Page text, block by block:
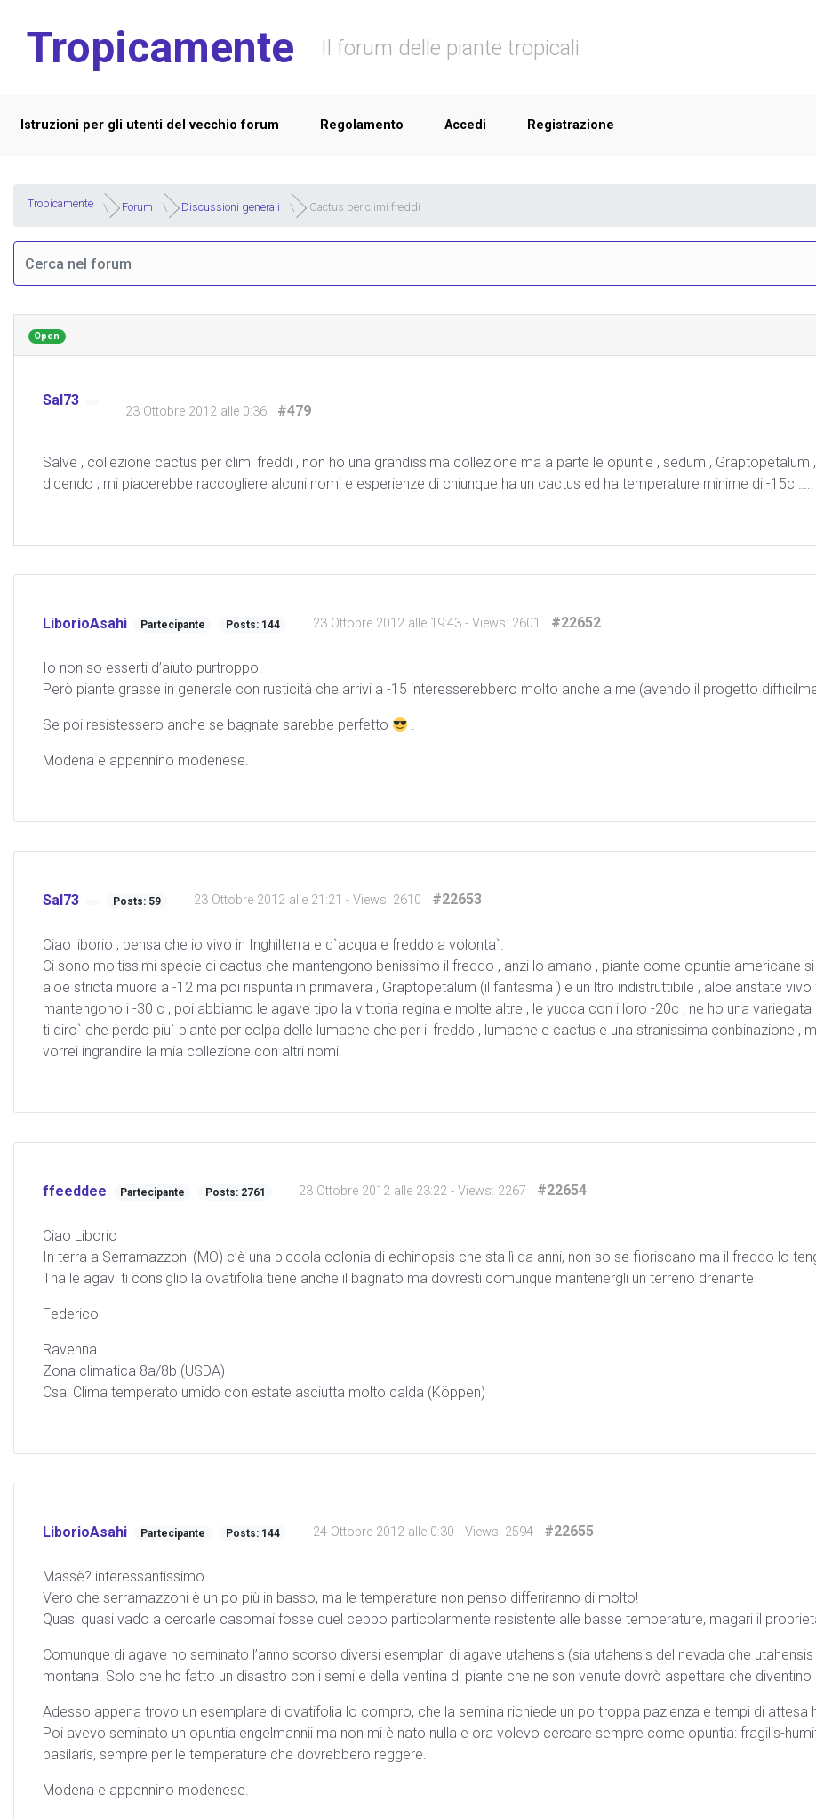
Tropicamente Il forum delle piante tropicali
Istruzioni per gli utenti del vecchio forum Regolamento Accedi Registrazione
Tropicamente Forum Discussioni generali Cactus per climi freddi
Open
Sal73
23 Ottobre 2012 alle 0:36 #479
Salve , collezione cactus per climi freddi , non ho una grandissima collezione ma a parte le opuntie , sedum ,
dicendo , mi piacerebbe raccogliere alcuni nomi e esperienze di chiunque ha un cactus ed ha temperature minime di -15c …..
LiborioAsahi Partecipante Posts: 144 23 Ottobre 2012 alle 19:43- Views: 2601 #22652
Io non so esserti d’aiuto purtroppo.
Però piante grasse in generale con rusticità che arrivi a -15 interesserebbero molto anche a me (avendo il progetto
Se poi resistessero anche se bagnate sarebbe perfetto .
Modena e appennino modenese.
Sal73 Posts: 59 23 Ottobre 2012 alle 21:21 - Views: 2610 #22653
Ciao liborio , pensa che io vivo in Inghilterra e d`acqua e freddo a volonta`.
Ci sono moltissimi specie di cactus che mantengono benissimo il freddo , anzi lo amano , piante come opuntie americane
aloe stricta muore a -12 ma poi rispunta in primavera , Graptopetalum (il fantasma ) e un ltro indistruttibile , aloe aristate
mantengono i -30 c , poi abbiamo le agave tipo la vittoria regina e molte altre , le yucca con i loro -20c , ne ho una
ti diro` che perdo piu` piante per colpa delle lumache che per il freddo , lumache e cactus e una stranissima conbinazione ,
vorrei ingrandire la mia collezione con altri nomi.
ffeeddee Partecipante Posts: 2761 23 Ottobre 2012 alle 23:22- Views: 2267 #22654
Ciao Liborio
In terra a Serramazzoni (MO) c’è una piccola colonia di echinopsis che sta lì da anni, non so se fioriscano ma il freddo lo
Tha le agavi ti consiglio la ovatifolia tiene anche il bagnato ma dovresti comunque mantenergli un terreno drenante
Federico
Ravenna
Zona climatica 8a/8b (USDA)
Csa: Clima temperato umido con estate asciutta molto calda (Köppen)
LiborioAsahi Partecipante Posts: 144 24 Ottobre 2012 alle 0:30 - Views: 2594 #22655
Massè? interessantissimo.
Vero che serramazzoni è un po più in basso, ma le temperature non penso differiranno di molto!
Quasi quasi vado a cercarle casomai fosse quel ceppo particolarmente resistente alle basse temperature, magari il
Comunque di agave ho seminato l’anno scorso diversi esemplari di agave utahensis (sia utahensis del nevada che
montana. Solo che ho fatto un disastro con i semi e della ventina di piante che ne son venute dovrò aspettare che
Adesso appena trovo un esemplare di ovatifolia lo compro, che la semina richiede un po troppa pazienza e tempi di attesa
Poi avevo seminato un opuntia engelmannii ma non mi è nato nulla e ora volevo cercare sempre come opuntia: fragilis-
basilaris, sempre per le temperature che dovrebbero reggere.
Modena e appennino modenese.